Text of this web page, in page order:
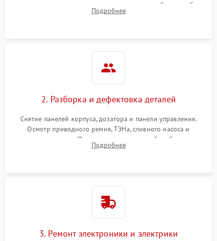
выявления посторонних шумов, протечек или сбоев в работе
электронного модуля управления.
Подробнее
2. Разборка и дефектовка деталей
Снятие панелей корпуса, дозатора и панели управления.
Осмотр приводного ремня, ТЭНа, сливного насоса и
амортизаторов. Проверка подшипников барабана и
крестовины на износ, а манжеты люка на разрывы.
Подробнее
3. Ремонт электроники и электрики